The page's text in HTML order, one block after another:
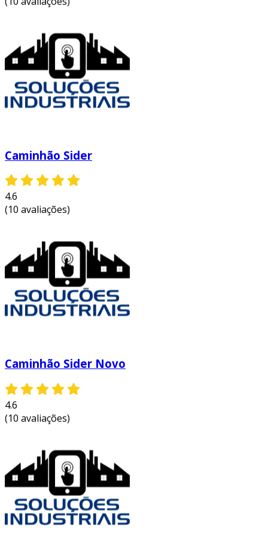
otimizem suas cadeias de suprimentos
operações logísticas
além disso, o caminhão sider é perfeito para
operações logísticasem centros urbanos,
onde o espaço e o tempo são essenciais.
ao maximizar o uso do espaço e minimizar o
Caminhão Sider
4.6
(10 avaliações)
Caminhão Sider Novo
4.6
(10 avaliações)